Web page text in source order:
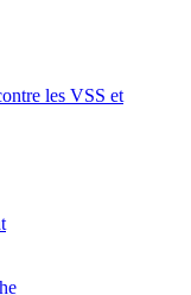
les VSS et